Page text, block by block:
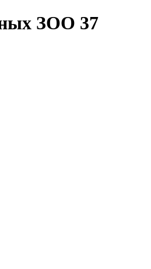
ЗОО 37